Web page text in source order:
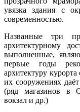
увязка здания с
современностью.
Названные три
архитектурному
выполненные,
первые годы
архитектуру
их сооружениях
(ряд магазинов в
вокзал и др.)